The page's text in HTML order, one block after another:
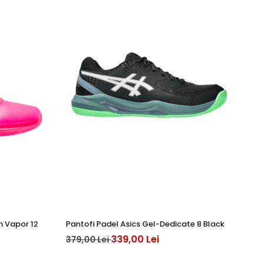
Vapor 12
Pantofi Padel Asics Gel-Dedicate 8 Black
379,00 Lei339,00 Lei